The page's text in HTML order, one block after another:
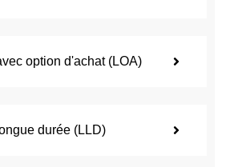
option d'achat (LOA)
durée (LLD)